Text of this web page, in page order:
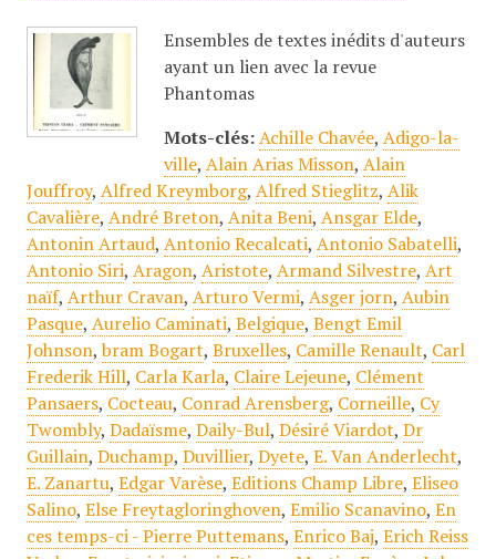
Ensembles de textes inédits d'auteurs
ayant un lien avec la revue
Phantomas
Mots-clés: Achille Chavée, Adigo-la-
ville, Alain Arias Misson, Alain
Jouffroy, Alfred Kreymborg, Alfred Stieglitz, Alik
Cavalière, André Breton, Anita Beni, Ansgar Elde,
Antonin Artaud, Antonio Recalcati, Antonio Sabatelli,
Antonio Siri, Aragon, Aristote, Armand Silvestre, Art
naïf, Arthur Cravan, Arturo Vermi, Asger jorn, Aubin
Pasque, Aurelio Caminati, Belgique, Bengt Emil
Johnson,bram Bogart, Bruxelles, Camille Renault, Carl
Frederik Hill, Carla Karla, Claire Lejeune, Clément
Pansaers, Cocteau, Conrad Arensberg, Corneille, Cy
Twombly, Dadaïsme, Daily-Bul, Désiré Viardot, Dr
Guillain, Duchamp, Duvillier, Dyete, E. Van Anderlecht,
E. Zanartu, Edgar Varèse, Editions Champ Libre, Eliseo
Salino, Else Freytagloringhoven, Emilio Scanavino, En
ces temps-ci - Pierre Puttemans, Enrico Baj, Erich Reiss